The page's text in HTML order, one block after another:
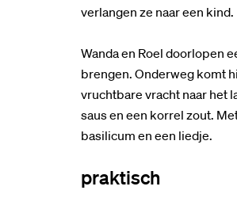
verlangen ze naar een kind.
Wanda en Roel doorlopen
brengen. Onderweg komt
vruchtbare vracht naar het
saus en een korrel zout.
basilicum en een liedje.
praktisch